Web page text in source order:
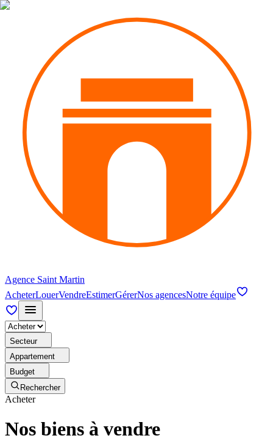
Agence Saint Martin
AcheterLouerVendreEstimerGérerNos agencesNotre équipe
Secteur
Appartement
Budget
Rechercher
Acheter
Nos biens à vendre